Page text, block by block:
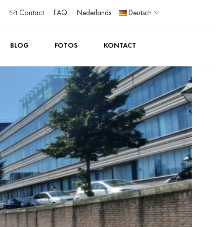
Contact FAQ Nederlands Deutsch
BLOG FOTOS KONTACT